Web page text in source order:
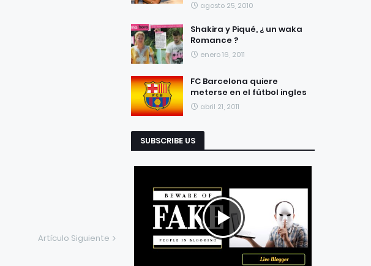
Artículo Siguiente
agosto 25, 2010
Shakira y Piqué, ¿ un waka
Romance ?
enero 16, 2011
FC Barcelona quiere
meterse en el fútbol ingles
abril 21, 2011
SUBSCRIBE US